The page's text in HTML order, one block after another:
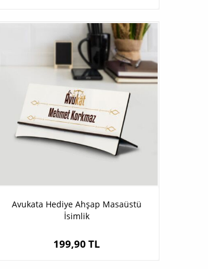
Avukata Hediye Ahşap Masaüstü
İsimlik
199,90 TL